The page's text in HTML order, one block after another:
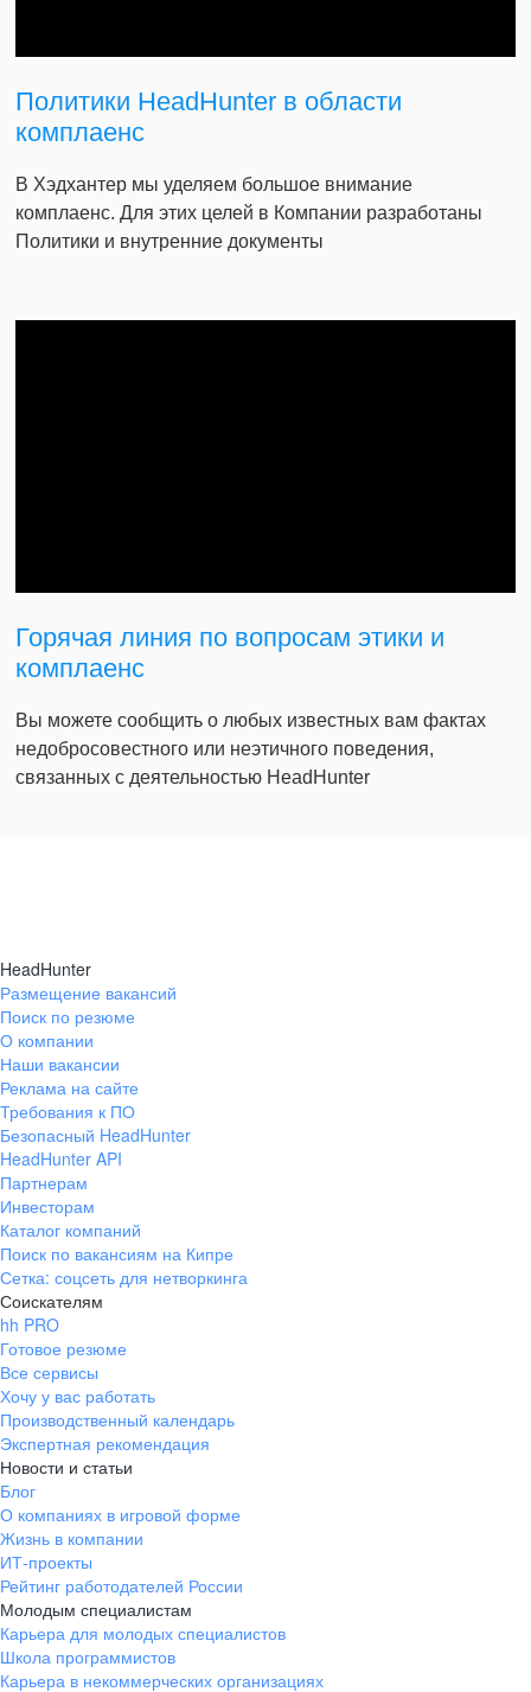
Политики HeadHunter в области
комплаенс
В Хэдхантер мы уделяем большое внимание
комплаенс. Для этих целей в Компании разработаны
Политики и внутренние документы
Горячая линия по вопросам этики и
комплаенс
Вы можете сообщить о любых известных вам фактах
недобросовестного или неэтичного поведения,
связанных с деятельностью HeadHunter
HeadHunter
Размещение вакансий
Поиск по резюме
О компании
Наши вакансии
Реклама на сайте
Требования к ПО
Безопасный HeadHunter
HeadHunter API
Партнерам
Инвесторам
Каталог компаний
Поиск по вакансиям на Кипре
Сетка: соцсеть для нетворкинга
Соискателям
hh PRO
Готовое резюме
Все сервисы
Хочу у вас работать
Производственный календарь
Экспертная рекомендация
Новости и статьи
Блог
О компаниях в игровой форме
Жизнь в компании
ИТ-проекты
Рейтинг работодателей России
Молодым специалистам
Карьера для молодых специалистов
Школа программистов
Карьера в некоммерческих организациях